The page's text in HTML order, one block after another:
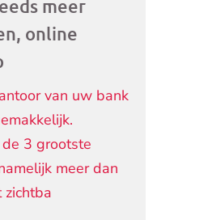
meer
online
van uw bank
3 grootste
meer dan
zichtba